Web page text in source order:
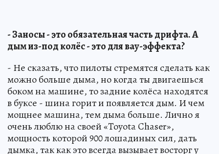
- Заносы - это обязательная часть дрифта. А
дым из-под колёс - это для вау-эффекта?
- Не сказать, что пилоты стремятся сделать как
можно больше дыма, но когда ты двигаешься
боком на машине, то задние колёса находятся
в буксе - шина горит и появляется дым. И чем
мощнее машина, тем дыма больше. Лично я
очень люблю на своей «Toyota Chaser»,
мощность которой 900 лошадиных сил, дать
дымка, так как это всегда вызывает восторг у